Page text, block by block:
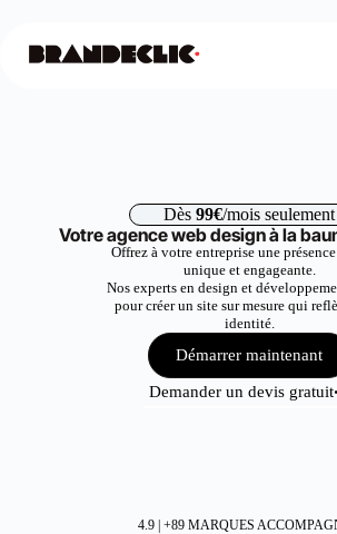
Dès 99€/mois seulement
Votre agence web design à la
Offrez à votre entreprise une
unique et engageante.
Nos experts en design et
pour créer un site sur mesure qui
identité.
Démarrer maintenant
Demander un devis gratuit
4.9 | +89 MARQUES